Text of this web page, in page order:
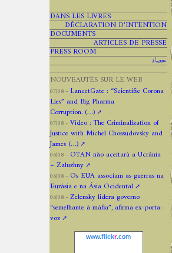
DANS LES LIVRES
DÉCLARATION D’INTENTION
DOCUMENTS
ARTICLES DE PRESSE
PRESS ROOM
حصاد
NOUVEAUTÉS SUR LE WEB
07|08 – LancetGate : “Scientific Corona
Lies” and Big Pharma
Corruption. (…)
07|08 –Video : The Criminalization of
Justice with Michel Chossudovsky and
James (…)
06|08 – OTAN não aceitará a Ucrânia
– Zaluzhny
06|08 – Os EUA associam as guerras na
Eurásia e na Ásia Ocidental
06|08 –Zelensky lidera governo
“semelhante à máfia”, afirma ex-porta-
voz
www.flickr.com